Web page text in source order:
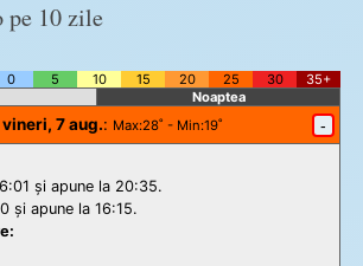
pe 10 zile
0 5 10 15 20 25 30
35+
Noaptea
7 aug.: Max:28˚ - Min:19˚ -
și apune la 20:35.
și apune la 16:15.